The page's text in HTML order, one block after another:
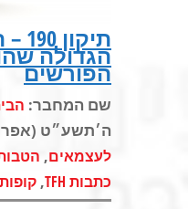
הגדולה
הפורשים
שם המחבר:
ה׳תשע״ט (אפר 11, 2019) |
לעצמאים,
כתבות TFH ,